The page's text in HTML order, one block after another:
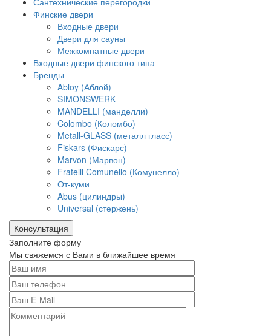
Финские двери
Входные двери
Двери для сауны
Межкомнатные двери
Входные двери финского типа
Бренды
Abloy (Аблой)
SIMONSWERK
MANDELLI (манделли)
Colombo (Коломбо)
Metall-GLASS (металл гласс)
Fiskars (Фискарс)
Marvon (Марвон)
Fratelli Comunello (Комунелло)
От-куми
Abus (цилиндры)
Universal (стержень)
Консультация
Заполните форму
Мы свяжемся с Вами в ближайшее время